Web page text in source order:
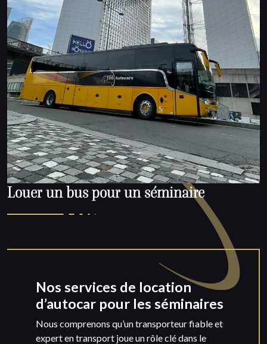
Louer un bus pour un séminaire
Nos services de location
d’autocar pour les séminaires
Nous comprenons qu’un transporteur fiable et
expert en transport joue un rôle clé dans le